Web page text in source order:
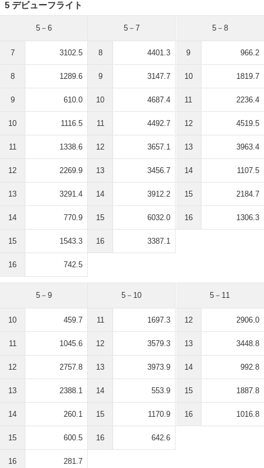
5 デビューフライト
5－6
7 3102.5
8 1289.6
9 610.0
10 1116.5
11 1338.6
12 2269.9
13 3291.4
14 770.9
15 1543.3
16 742.5
5－7
8 4401.3
9 3147.7
10 4687.4
11 4492.7
12 3657.1
13 3456.7
14 3912.2
15 6032.0
16 3387.1
5－8
9 966.2
10 1819.7
11 2236.4
12 4519.5
13 3963.4
14 1107.5
15 2184.7
16 1306.3
5－9
10 459.7
11 1045.6
12 2757.8
13 2388.1
14 260.1
15 600.5
16 281.7
5－10
11 1697.3
12 3579.3
13 3973.9
14 553.9
15 1170.9
16 642.6
5－11
12 2906.0
13 3448.8
14 992.8
15 1887.8
16 1016.8